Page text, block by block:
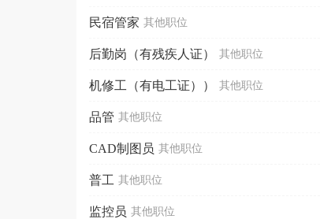
民宿管家 其他职位
后勤岗（有残疾人证） 其他职位
机修工（有电工证）） 其他职位
品管 其他职位
CAD制图员 其他职位
普工 其他职位
监控员 其他职位